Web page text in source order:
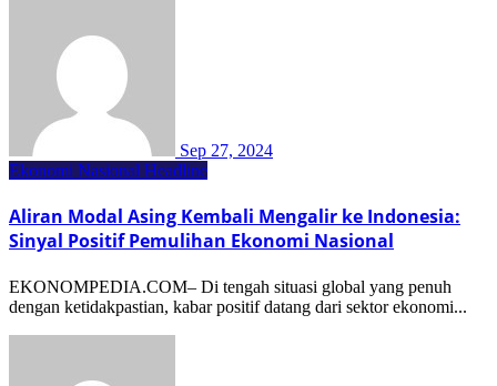
Sep 27, 2024
Ekonomi Nasional Headline
Aliran Modal Asing Kembali Mengalir ke Indonesia:
Sinyal Positif Pemulihan Ekonomi Nasional
EKONOMPEDIA.COM– Di tengah situasi global yang penuh
dengan ketidakpastian, kabar positif datang dari sektor ekonomi...